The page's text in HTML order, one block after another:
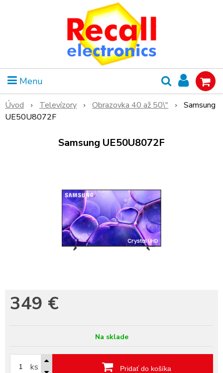
Menu
Úvod Televízory Obrazovka 40 až 50\"
Samsung
UE50U8072F
Samsung UE50U8072F
349 €
Na sklade
ks Pridať do košíka